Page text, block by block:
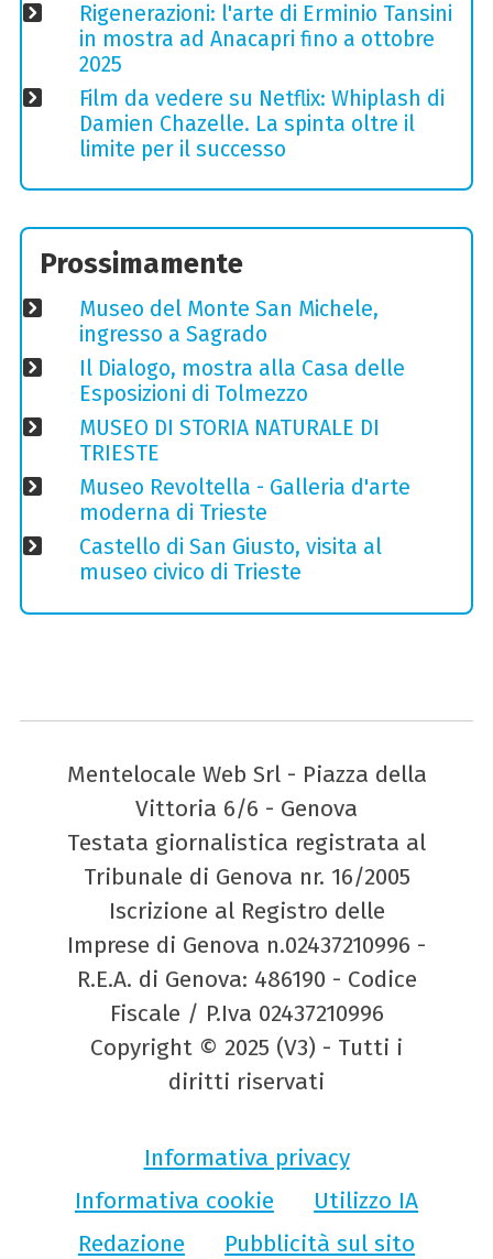
Rigenerazioni: l'arte di Erminio Tansini
in mostra ad Anacapri fino a ottobre
2025
Film da vedere su Netflix: Whiplash di
Damien Chazelle. La spinta oltre il
limite per il successo
Prossimamente
Museo del Monte San Michele,
ingresso a Sagrado
Il Dialogo, mostra alla Casa delle
Esposizioni di Tolmezzo
MUSEO DI STORIA NATURALE DI
TRIESTE
Museo Revoltella - Galleria d'arte
moderna di Trieste
Castello di San Giusto, visita al
museo civico di Trieste
Mentelocale Web Srl - Piazza della
Vittoria 6/6 - Genova
Testata giornalistica registrata al
Tribunale di Genova nr. 16/2005
Iscrizione al Registro delle
Imprese di Genova n.02437210996 -
R.E.A. di Genova: 486190 - Codice
Fiscale / P.Iva 02437210996
Copyright © 2025 (V3) - Tutti i
diritti riservati
Informativa privacy
Informativa cookie
Utilizzo IA
Redazione
Pubblicità sul sito